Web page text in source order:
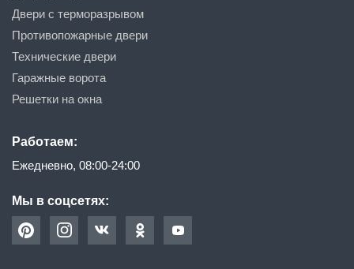
Двери с терморазрывом
Противопожарные двери
Технические двери
Гаражные ворота
Решетки на окна
Работаем:
Ежедневно, 08:00-24:00
Мы в соцсетях: